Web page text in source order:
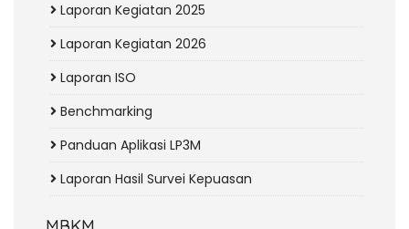
Laporan Kegiatan 2025
Laporan Kegiatan 2026
Laporan ISO
Benchmarking
Panduan Aplikasi LP3M
Laporan Hasil Survei Kepuasan